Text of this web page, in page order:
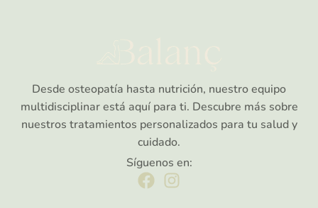
Desde osteopatía hasta nutrición, nuestro equipo
multidisciplinar está aquí para ti. Descubre más sobre
nuestros tratamientos personalizados para tu salud y
cuidado.
Síguenos en: